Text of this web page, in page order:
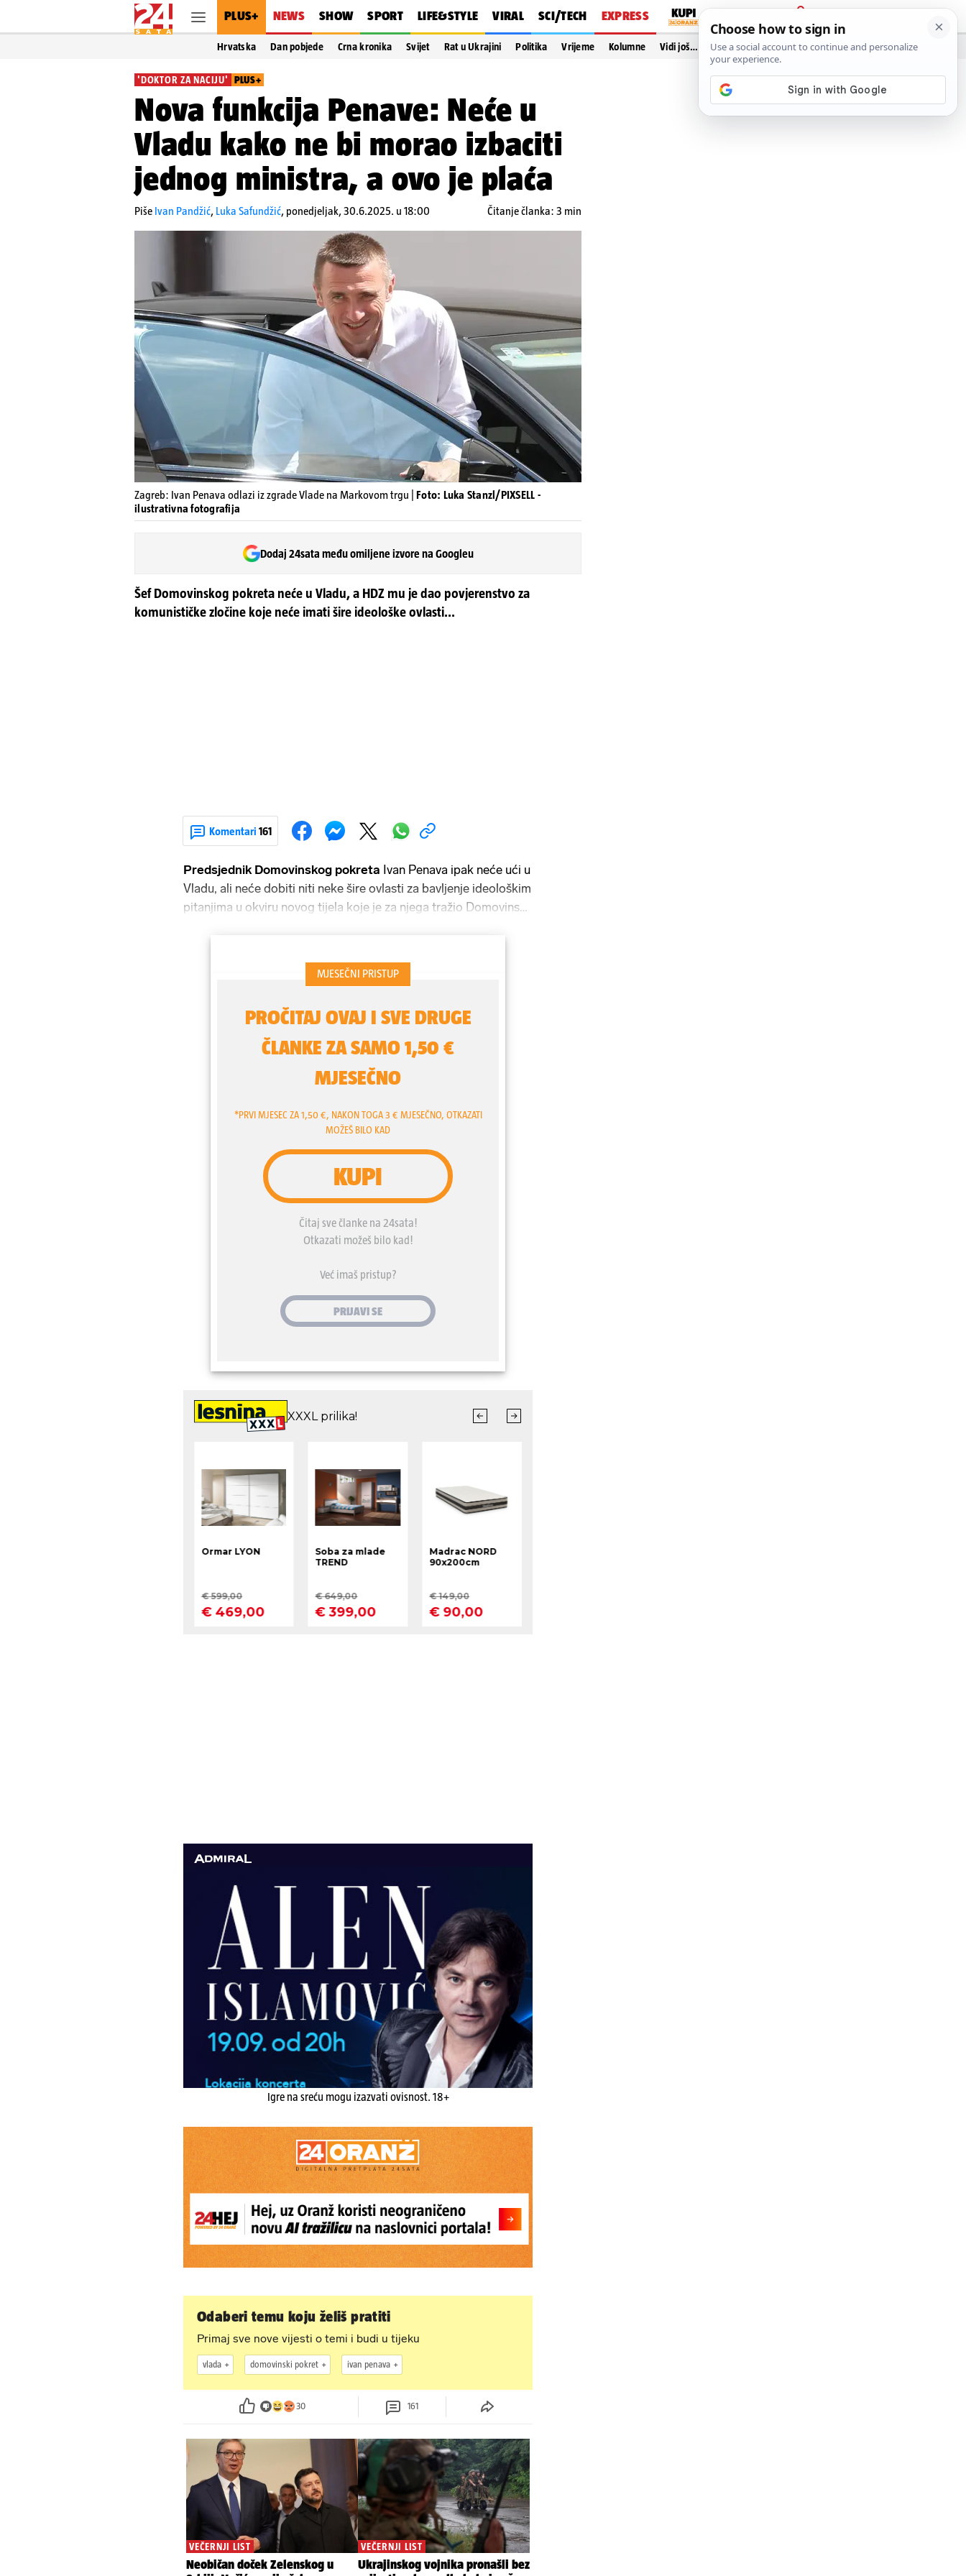
PLUS+ NEWS SHOW SPORT LIFE&STYLE VIRAL SCI/TECH EXPRESS
PRIJAVA
Hrvatska Dan pobjede Crna kronika Svijet Rat u Ukrajini Politika Vrijeme Kolumne Vidi još…
'DOKTOR ZA NACIJU' PLUS+
Nova funkcija Penave: Neće u
Vladu kako ne bi morao izbaciti
jednog ministra, a ovo je plaća
Piše Ivan Pandžić, Luka Safundžić, ponedjeljak, 30.6.2025. u 18:00 Čitanje članka: 3 min
Zagreb: Ivan Penava odlazi iz zgrade Vlade na Markovom trgu | Foto: Luka Stanzl/PIXSELL -
ilustrativna fotografija
Dodaj 24sata među omiljene izvore na Googleu
Šef Domovinskog pokreta neće u Vladu, a HDZ mu je dao povjerenstvo za
komunističke zločine koje neće imati šire ideološke ovlasti...
Komentari 161
Predsjednik Domovinskog pokreta Ivan Penava ipak neće ući u
Vladu, ali neće dobiti niti neke šire ovlasti za bavljenje ideološkim
pitanjima u okviru novog tijela koje je za njega tražio Domovinski
rata. Konkretno, to povjerenstvo bi se ponajviše bavilo žrtvama
partizana na Bleiburgu i tijekom Križnog puta.
Igre na sreću mogu izazvati ovisnost. 18+
Odaberi temu koju želiš pratiti
Primaj sve nove vijesti o temi i budi u tijeku
vlada domovinski pokret ivan penava
30 161